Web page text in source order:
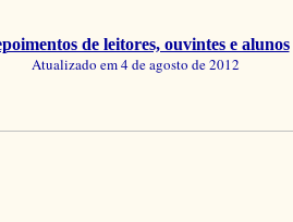
de leitores, ouvintes e alunos
Atualizado em 4 de agosto de 2012